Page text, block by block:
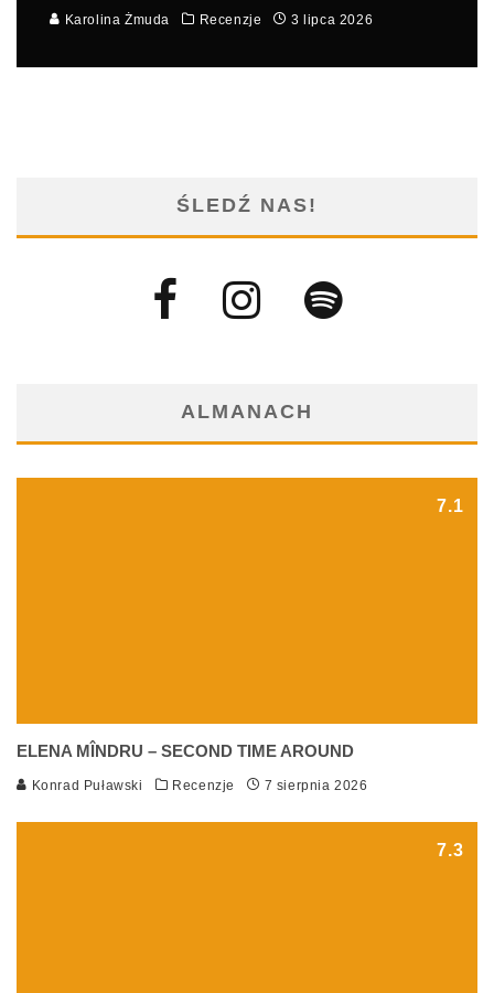
Karolina Żmuda Recenzje 3 lipca 2026
ŚLEDŹ NAS!
ALMANACH
7.1
ELENA MÎNDRU – SECOND TIME AROUND
Konrad Puławski Recenzje 7 sierpnia 2026
7.3